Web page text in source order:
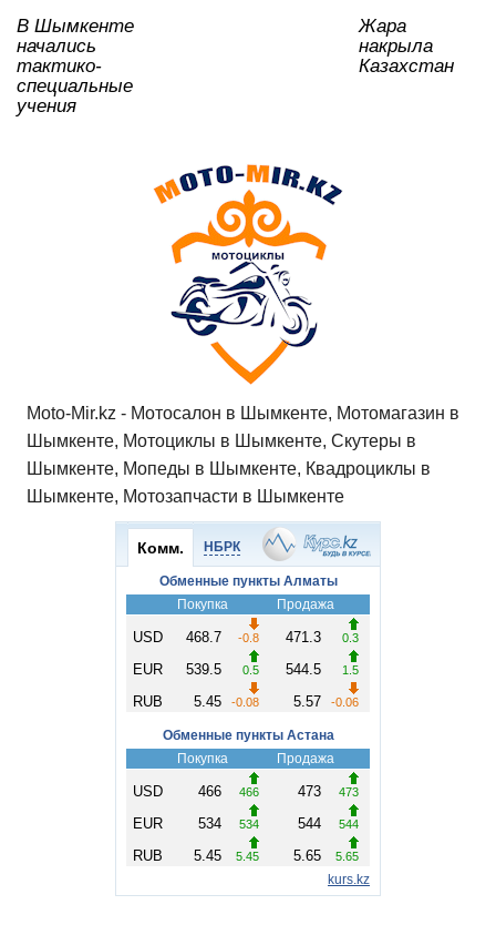
В Шымкенте
начались
тактико-
специальные
учения
Жара
накрыла
Казахстан
Moto-Mir.kz - Мотосалон в Шымкенте, Мотомагазин в
Шымкенте, Мотоциклы в Шымкенте, Скутеры в
Шымкенте, Мопеды в Шымкенте, Квадроциклы в
Шымкенте, Мотозапчасти в Шымкенте